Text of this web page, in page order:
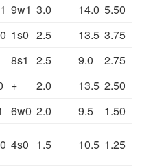
9w1 3.0 14.0 5.50
1s0 2.5 13.5 3.75
8s1 2.5 9.0
2.75
+ 2.0 13.5 2.50
6w0 2.0 9.5 1.50
4s0 1.5 10.5 1.25